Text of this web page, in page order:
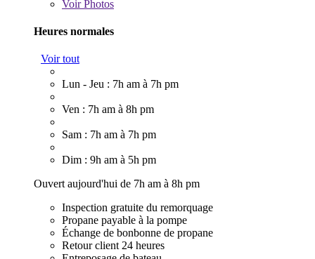
VoirPhotos
Heures normales
Voir tout
Lun - Jeu : 7h am à 7h pm
Ven : 7h am à 8h pm
Sam : 7h am à 7h pm
Dim : 9h am à 5h pm
Ouvert aujourd'hui de 7h am à 8h pm
Inspection gratuite du remorquage
Propane payable à la pompe
Échange de bonbonne de propane
Retour client 24 heures